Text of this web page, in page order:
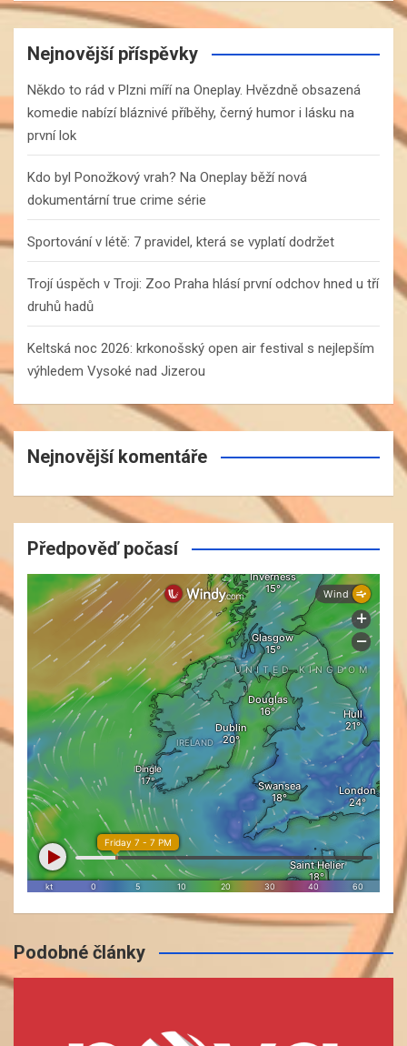
a
r
c
Nejnovější příspěvky
Někdo to rád v Plzni míří na Oneplay. Hvězdně obsazená
komedie nabízí bláznivé příběhy, černý humor i lásku na
první lok
Kdo byl Ponožkový vrah? Na Oneplay běží nová
dokumentární true crime série
Sportování v létě: 7 pravidel, která se vyplatí dodržet
Trojí úspěch v Troji: Zoo Praha hlásí první odchov hned u tří
druhů hadů
Keltská noc 2026: krkonošský open air festival s nejlepším
výhledem Vysoké nad Jizerou
Nejnovější komentáře
Předpověď počasí
Podobné články